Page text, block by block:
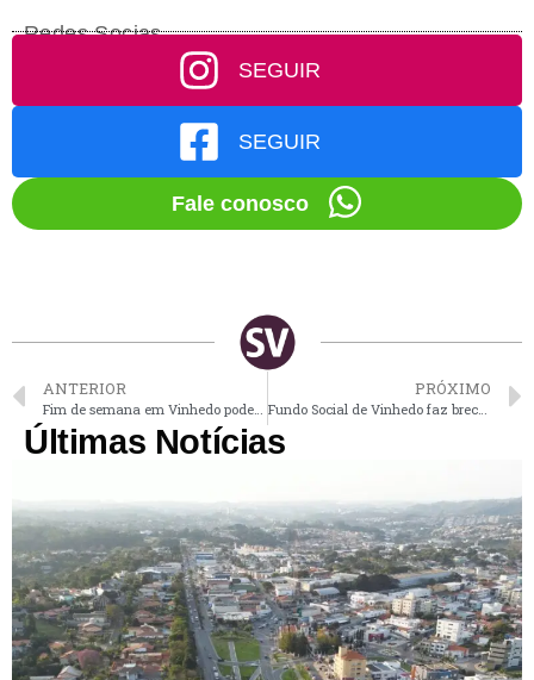
Redes Socias
SEGUIR
SEGUIR
Fale conosco
ANTERIOR
Fim de semana em Vinhedo pode ter pancadas de chuva e temperatura mínima de 15°C
PRÓXIMO
Fundo Social de Vinhedo faz brechó neste sábado com peças a partir de R$ 2
Últimas Notícias